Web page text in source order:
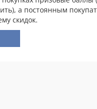
а постоянным
скидок.